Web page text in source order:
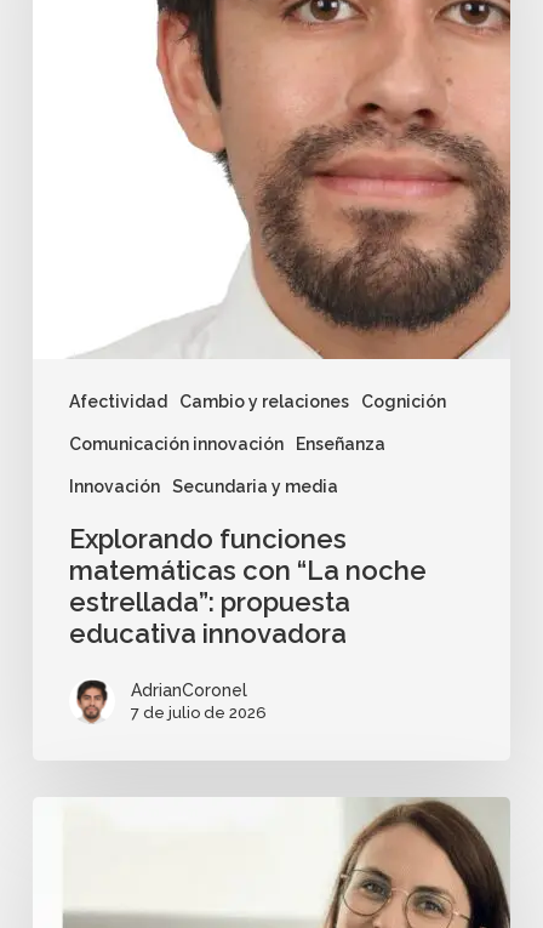
Afectividad Cambio y relaciones Cognición
Comunicación innovación Enseñanza
Innovación Secundaria y media
Explorando funciones
matemáticas con “La noche
estrellada”: propuesta
educativa innovadora
AdrianCoronel
7 de julio de 2026